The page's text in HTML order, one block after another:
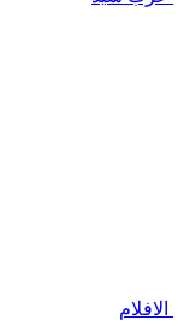
الافلام